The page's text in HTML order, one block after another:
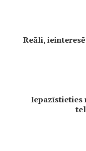
Reāli,
Iepazīstieties